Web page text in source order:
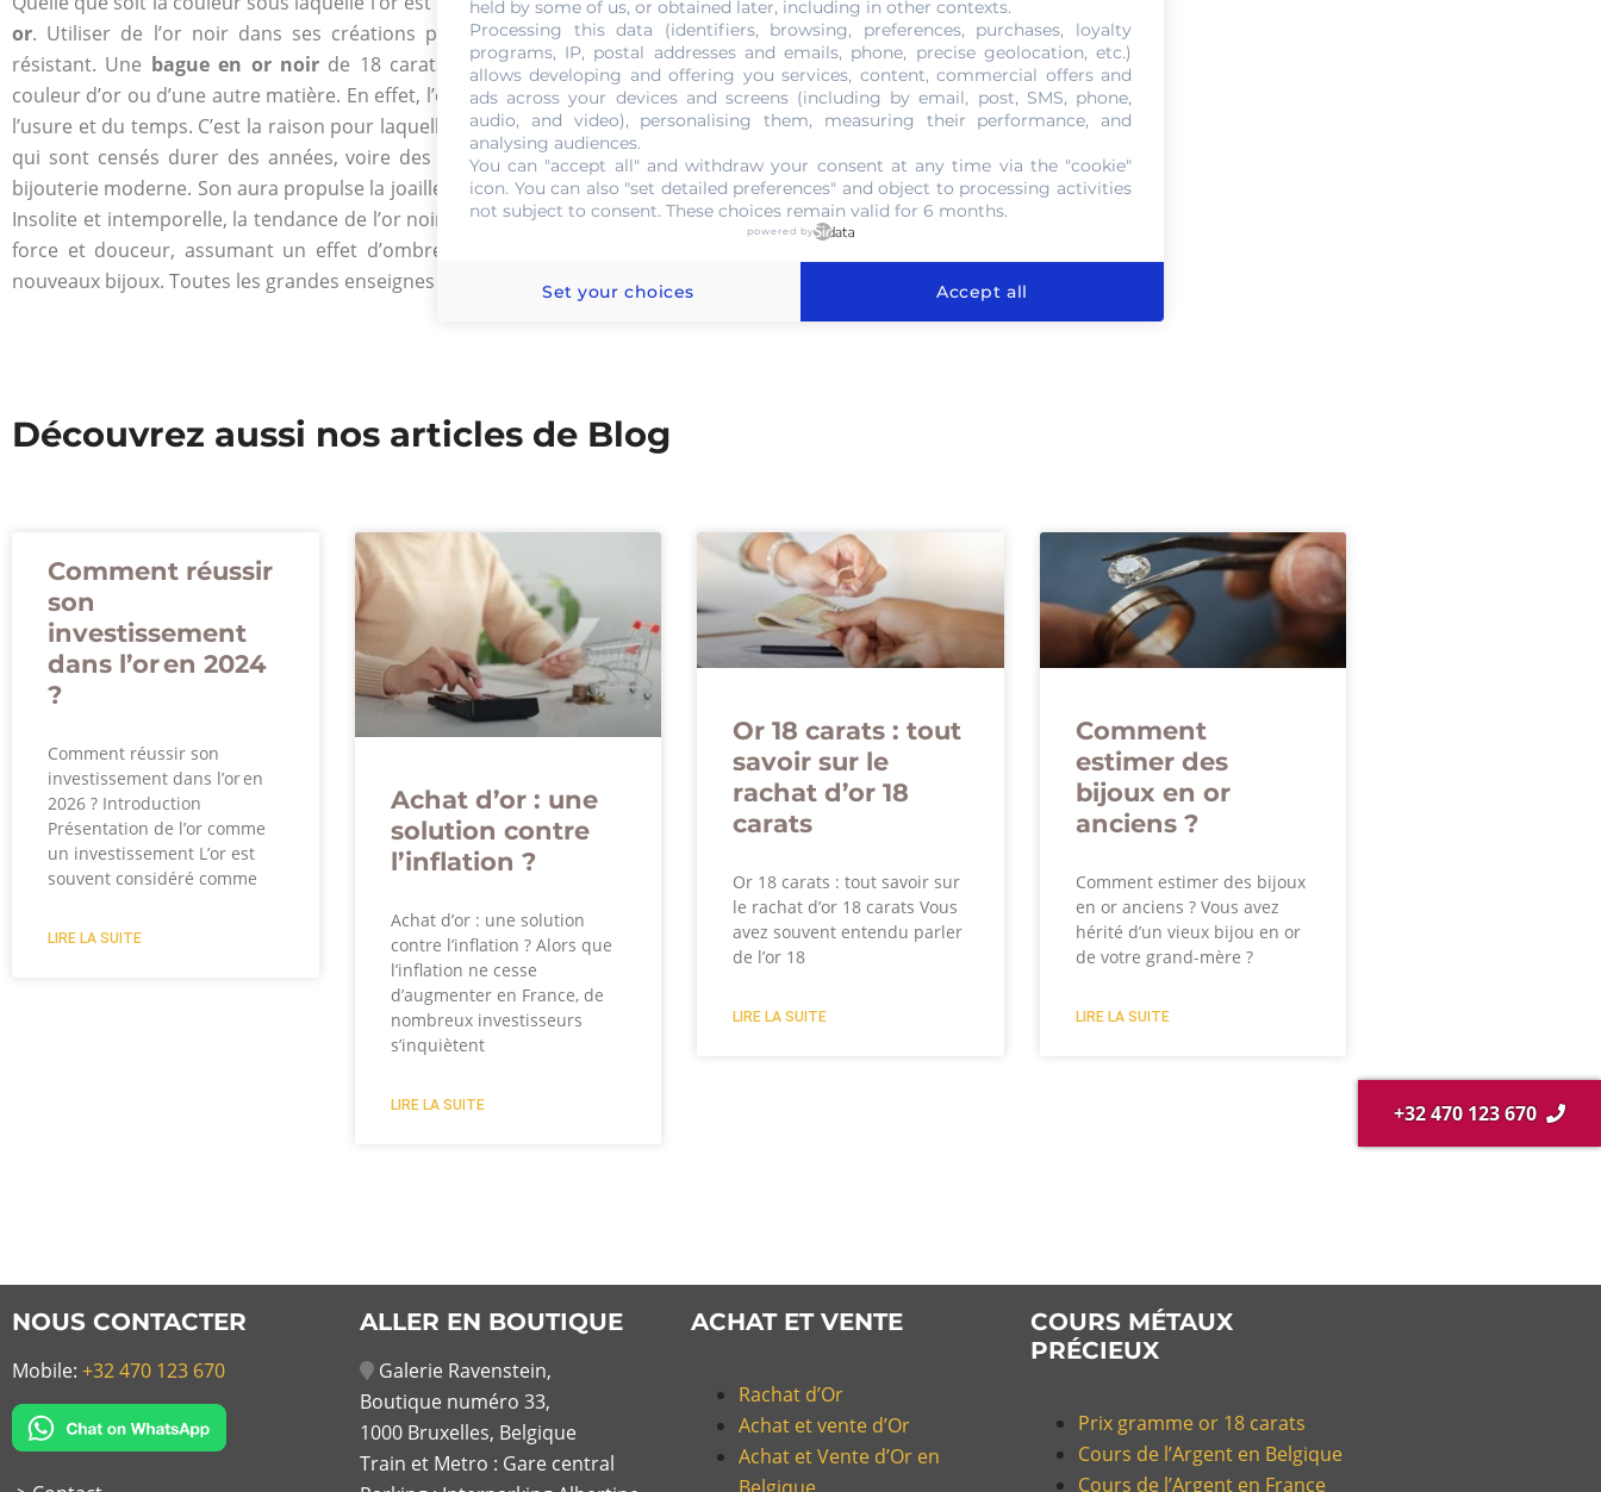
or. Utiliser de l’or noir dans ses créations présente beaucoup d’avantages. Tout d’abord, c’est un métal très
résistant. Une bague en or noirde 18 carats par exemple sera plus robuste qu’une autre bague d’une autre
couleur d’or ou d’une autre matière. En effet, l’or noir est un métal très résistant à la corrosion. Il est à l’épreuve de
l’usure et du temps. C’est la raison pour laquelle cette matière est utilisée pourconfectionner des objets précieux
qui sont censés durer des années, voire des siècles. Par ailleurs, l’or noir est devenu le métal à la mode de la
bijouterie moderne. Son aura propulse la joaillerie dans un mouvement de style plus original, alliant audace et luxe.
Insolite et intemporelle, la tendance de l’or noir bouscule les règles de style du monde de lajoaillerie . Contrastant
force et douceur, assumant un effet d’ombre, l’or noir donne assurément de l’éclat et de la personnalité aux
nouveaux bijoux. Toutes les grandes enseignes de la joaillerie l’ont adopté dans leurs créations.
Découvrez aussi nos articles de Blog
Comment réussir
son
investissement
dans l’or en 2024
?
Comment réussir son
investissement dans l’or en
2026 ? Introduction
Présentation de l’or comme
un investissement L’or est
souvent considéré comme
LIRE LA SUITE
Achat d’or : une
solution contre
l’inflation ?
Achat d’or : une solution
contre l’inflation ? Alors que
l’inflation ne cesse
d’augmenter en France, de
nombreux investisseurs
s’inquiètent
LIRE LA SUITE
Or 18 carats : tout
savoir sur le
rachat d’or 18
carats
Or 18 carats : tout savoir sur
le rachat d’or 18 carats Vous
avez souvent entendu parler
de l’or 18
LIRE LA SUITE
Comment
estimer des
bijoux en or
anciens ?
Comment estimer des bijoux
en or anciens ? Vous avez
hérité d’un vieux bijou en or
de votre grand-mère ?
LIRE LA SUITE
NOUS CONTACTER
Mobile: +32 470 123 670
+32 470 123 670
ALLER EN BOUTIQUE
Galerie Ravenstein,
Boutique numéro 33,
1000 Bruxelles, Belgique
Train et Metro : Gare central
ACHAT ET VENTE
Rachat d’Or
Achat et vente d’Or
Achat et Vente d’Or en
COURS MÉTAUX
PRÉCIEUX
Prix gramme or 18 carats
Cours de l’Argent en Belgique
Cours de l’Argent en France
held by some of us, or obtained later, including in other contexts.
Processing this data (identifiers, browsing, preferences, purchases, loyalty
programs, IP, postal addresses and emails, phone, precise geolocation, etc.)
allows developing and offering you services, content, commercial offers and
ads across your devices and screens (including by email, post, SMS, phone,
audio, and video), personalising them, measuring their performance, and
analysing audiences.
You can "accept all" and withdraw your consent at any time via the "cookie"
icon. You can also "set detailed preferences" and object to processing activities
not subject to consent. These choices remain valid for 6 months.
powered by
Set your choices Accept all